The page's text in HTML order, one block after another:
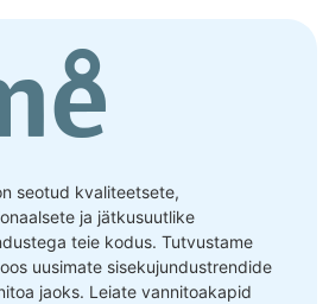
seotud kvaliteetsete,
ja jätkusuutlike
teie kodus. Tutvustame
uusimate sisekujundustrendide
jaoks. Leiate vannitoakapid